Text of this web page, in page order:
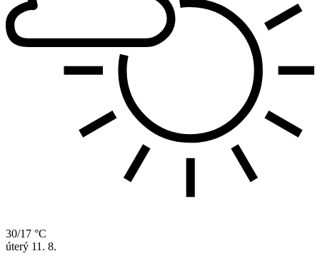
30/17 °C
úterý 11. 8.